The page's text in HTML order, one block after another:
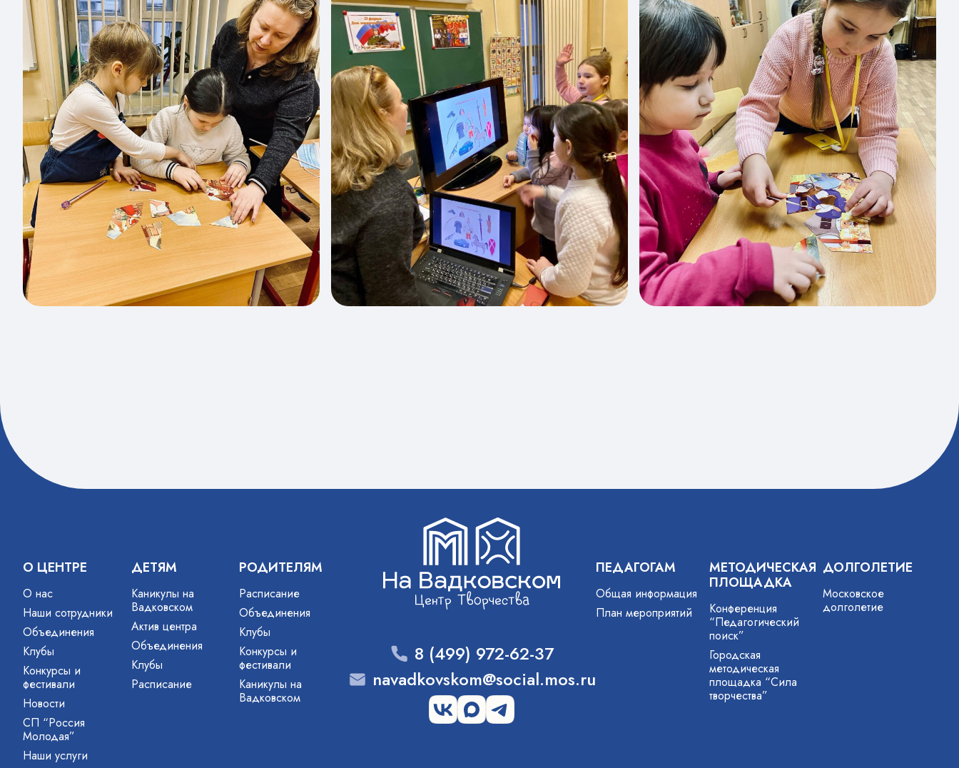
О ЦЕНТРЕ
О нас
Наши сотрудники
Объединения
Клубы
Конкурсы и
фестивали
Новости
СП “Россия
Молодая”
Наши услуги
ДЕТЯМ
Каникулы на
Вадковском
Актив центра
Объединения
Клубы
Расписание
РОДИТЕЛЯМ
Расписание
Объединения
Клубы
Конкурсы и
фестивали
Каникулы на
Вадковском
8 (499) 972-62-37
navadkovskom@social.mos.ru
ПЕДАГОГАМ
Общая информация
План мероприятий
МЕТОДИЧЕСКАЯ
ПЛОЩАДКА
Конференция
“Педагогический
поиск”
Городская
методическая
площадка “Сила
творчества”
ДОЛГОЛЕТИЕ
Московское
долголетие